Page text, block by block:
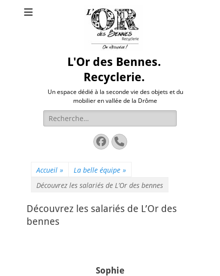
L'Or des Bennes.
Recyclerie.
Un espace dédié à la seconde vie des objets et du
mobilier en vallée de la Drôme
Rechercher :
Facebook
Tél
Accueil » La belle équipe »
Découvrez les salariés de L’Or des bennes
Découvrez les salariés de L’Or des
bennes
Sophie